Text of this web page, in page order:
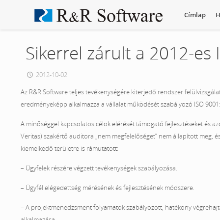
Címlap
Sikerrel zárult a 2012-es
2012-10-02
Az R&R Software teljes tevékenységére kiterjedő rendszer
eredményeképp alkalmazza a vállalat működését szabályozó ISO
A minőséggel kapcsolatos célok elérését támogató fejlesztéseket és
Veritas) szakértő auditora „nem megfelelőséget” nem állapított meg,
kiemelkedő területre is rámutatott:
– Ügyfelek részére végzett tevékenységek szabályozása.
– Ügyfél elégedettség mérésének és fejlesztésének módszere.
– A projektmenedzsment folyamatok szabályozott, hatékony